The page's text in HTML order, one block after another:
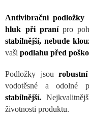
Antivibrační
hluk při praní pro
stabilnější, nebude
vaši podlahu před
Podložky jsou
vodotěsné a odolné
stabilnější.
životnosti produktu.